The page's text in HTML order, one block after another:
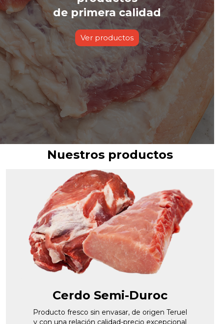
de primera calidad
Ver productos
Nuestros productos
Cerdo Semi-Duroc
Producto fresco sin envasar, de origen Teruel
y con una relación calidad-precio excepcional